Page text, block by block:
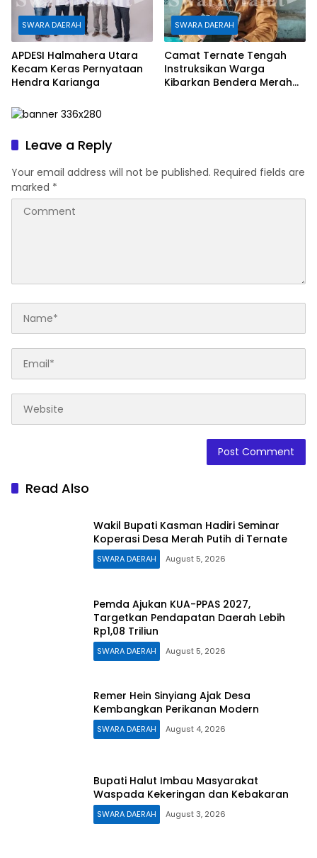
SWARA DAERAH
APDESI Halmahera Utara
Kecam Keras Pernyataan
Hendra Karianga
SWARA DAERAH
Camat Ternate Tengah
Instruksikan Warga
Kibarkan Bendera Merah
Leave a Reply
Your email address will not be published. Required fields are
marked *
Read Also
Wakil Bupati Kasman Hadiri Seminar
Koperasi Desa Merah Putih di Ternate
SWARA DAERAH August 5, 2026
Pemda Ajukan KUA-PPAS 2027,
Targetkan Pendapatan Daerah Lebih
Rp1,08 Triliun
SWARA DAERAH August 5, 2026
Remer Hein Sinyiang Ajak Desa
Kembangkan Perikanan Modern
SWARA DAERAH August 4, 2026
Bupati Halut Imbau Masyarakat
Waspada Kekeringan dan Kebakaran
SWARA DAERAH August 3, 2026